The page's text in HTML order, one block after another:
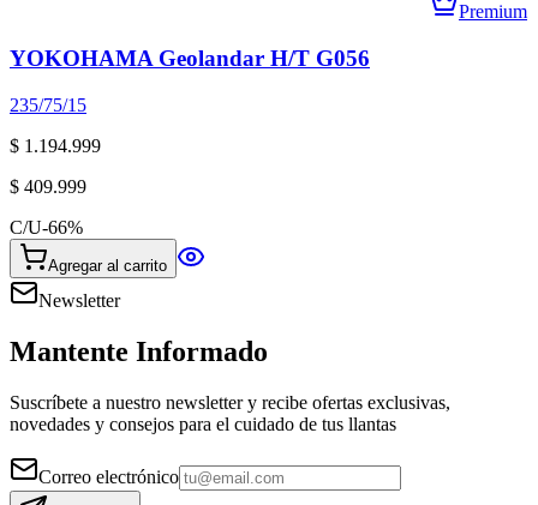
Premium
YOKOHAMA Geolandar H/T G056
235/75/15
$ 1.194.999
$ 409.999
C/U-66%
Agregar al carrito
Newsletter
Mantente Informado
Suscríbete a nuestro newsletter y recibe ofertas exclusivas,
novedades y consejos para el cuidado de tus llantas
Correo electrónico